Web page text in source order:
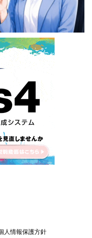
人情報保護方針